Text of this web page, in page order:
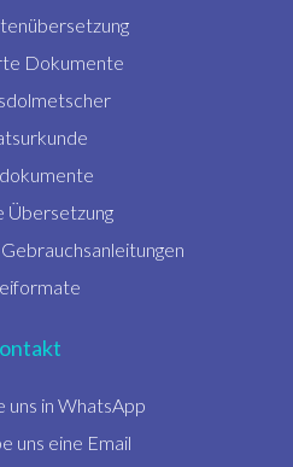
Dokumente
Übersetzung
uns in WhatsApp
uns eine Email